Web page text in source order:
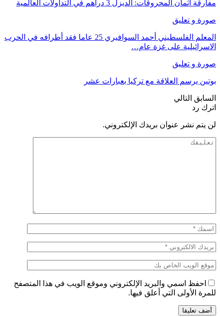
مفارقة أثمان المحروقات: الديزل 3 دراهم في التداولات العالمية
صورة و تعليق
المعلم الفلسطيني أحمد السوافيري 25 عاما فقد أطرافه في الحرب
الاسرائيلية على غزة عام…
صورة و تعليق
بوتين يرسم العلاقة مع تركيا بعبارات عشر
السابق التالي
اترك رد
لن يتم نشر عنوان بريدك الإلكتروني.
احفظ اسمي والبريد الإلكتروني وموقع الويب في هذا المتصفح
للمرة الأولى التي أعلق فيها.